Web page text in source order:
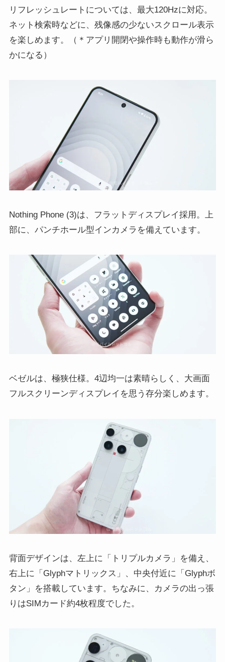
リフレッシュレートについては、最大120Hzに対応。
ネット検索時などに、残像感の少ないスクロール表示
を楽しめます。（＊アプリ開閉や操作時も動作が滑ら
かになる）
Nothing Phone (3)は、フラットディスプレイ採用。上
部に、パンチホール型インカメラを備えています。
ベゼルは、極狭仕様。4辺均一は素晴らしく、大画面
フルスクリーンディスプレイを思う存分楽しめます。
背面デザインは、左上に「トリプルカメラ」を備え、
右上に「Glyphマトリックス」、中央付近に「Glyphボ
タン」を搭載しています。ちなみに、カメラの出っ張
りはSIMカード約4枚程度でした。